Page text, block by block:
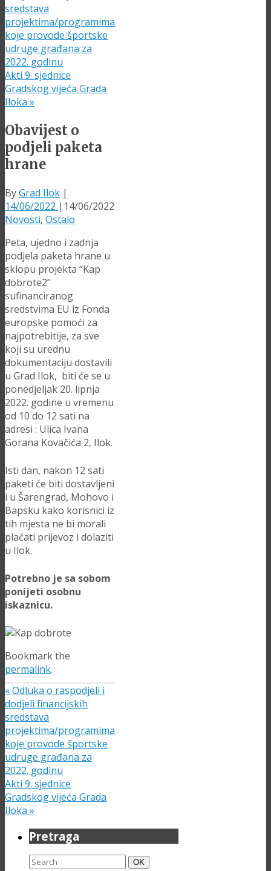
sredstava
projektima/programima
koje provode športske
udruge građana za
2022. godinu
Akti 9. sjednice
Gradskog vijeća Grada
Iloka »
Obavijest o
podjeli paketa
hrane
ByGrad Ilok |
14/06/2022 | 14/06/2022
Novosti, Ostalo
Peta, ujedno i zadnja
podjela paketa hrane u
sklopu projekta “Kap
dobrote2”
sufinanciranog
sredstvima EU iz Fonda
europske pomoći za
najpotrebitije, za sve
koji su urednu
dokumentaciju dostavili
u Grad Ilok, biti će se u
ponedjeljak 20. lipnja
2022. godine u vremenu
od 10 do 12 sati na
adresi : Ulica Ivana
Gorana Kovačića 2, Ilok.
Isti dan, nakon 12 sati
paketi će biti dostavljeni
i u Šarengrad, Mohovo i
Bapsku kako korisnici iz
tih mjesta ne bi morali
plaćati prijevoz i dolaziti
u Ilok.
Potrebno je sa sobom
ponijeti osobnu
iskaznicu.
Bookmark the
permalink.
«Odluka o raspodjeli i
dodjeli financijskih
sredstava
projektima/programima
koje provode športske
udruge građana za
2022. godinu
Akti 9. sjednice
Gradskog vijeća Grada
Iloka »
Pretraga
Search
Search
OK